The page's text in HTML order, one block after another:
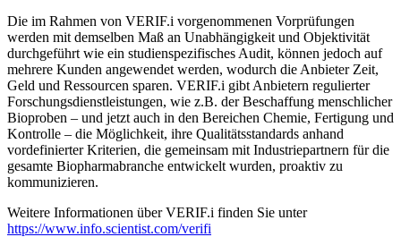
Die im Rahmen von VERIF.i vorgenommenen Vorprüfungen
werden mit demselben Maß an Unabhängigkeit und Objektivität
durchgeführt wie ein studienspezifisches Audit, können jedoch auf
mehrere Kunden angewendet werden, wodurch die Anbieter Zeit,
Geld und Ressourcen sparen. VERIF.i gibt Anbietern regulierter
Forschungsdienstleistungen, wie z.B. der Beschaffung menschlicher
Bioproben – und jetzt auch in den Bereichen Chemie, Fertigung und
Kontrolle – die Möglichkeit, ihre Qualitätsstandards anhand
vordefinierter Kriterien, die gemeinsam mit Industriepartnern für die
gesamte Biopharmabranche entwickelt wurden, proaktiv zu
kommunizieren.
Weitere Informationen über VERIF.i finden Sie unter
https://www.info.scientist.com/verifi